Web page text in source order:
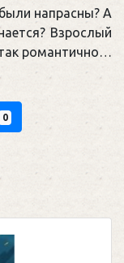
напрасны? А
Взрослый
романтично…
0